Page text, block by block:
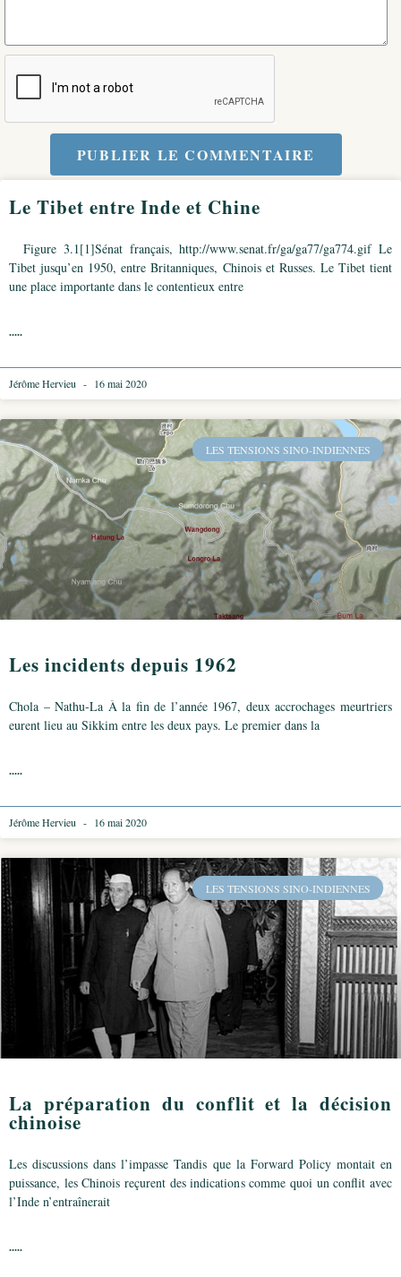
Le Tibet entre Inde et Chine
Figure 3.1[1]Sénat français, http://www.senat.fr/ga/ga77/ga774.gif Le
Tibet jusqu’en 1950, entre Britanniques, Chinois et Russes. Le Tibet tient
une place importante dans le contentieux entre
.....
Jérôme Hervieu 16 mai 2020
LES TENSIONS SINO-INDIENNES
Les incidents depuis 1962
Chola – Nathu-La À la fin de l’année 1967, deux accrochages meurtriers
eurent lieu au Sikkim entre les deux pays. Le premier dans la
.....
Jérôme Hervieu 16 mai 2020
LES TENSIONS SINO-INDIENNES
La préparation du conflit et la décision
chinoise
Les discussions dans l’impasse Tandis que la Forward Policy montait en
puissance, les Chinois reçurent des indications comme quoi un conflit avec
l’Inde n’entraînerait
.....
PUBLIER LE COMMENTAIRE